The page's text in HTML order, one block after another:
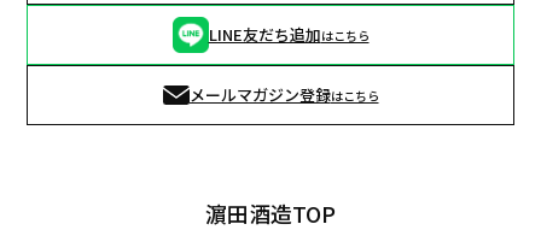
LINE友だち追加はこちら
メールマガジン登録はこちら
濵田酒造TOP